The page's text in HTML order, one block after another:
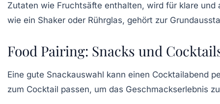
Zutaten wie Fruchtsäfte enthalten, wird für klare
wie ein Shaker oder Rührglas, gehört zur
Food Pairing: Snacks und
Eine gute Snackauswahl kann einen Cocktailabend
zum Cocktail passen, um das Geschmackserlebnis